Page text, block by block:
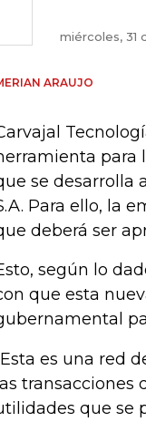
miércoles, 31
ARAUJO
para
se desarrolla
Para ello, la
deberá ser
según lo
que esta
es una red
las transacciones
que se